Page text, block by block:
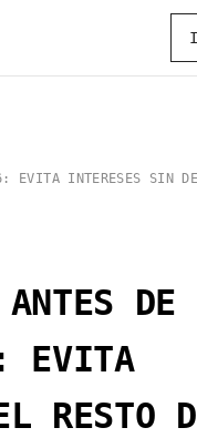
EVITA INTERESES SIN
ANTES DE
EVITA
RESTO